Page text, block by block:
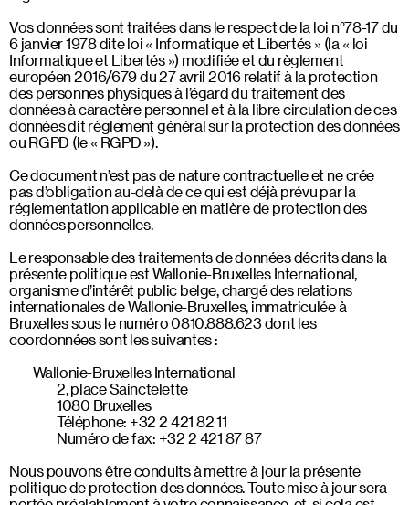
Vos données sont traitées dans le respect de la loi n°78-17 du
6 janvier 1978 dite loi « Informatique et Libertés » (la « loi
Informatique et Libertés ») modifiée et du règlement
européen 2016/679 du 27 avril 2016 relatif à la protection
des personnes physiques à l’égard du traitement des
données à caractère personnel et à la libre circulation de ces
données dit règlement général sur la protection des données
ou RGPD (le « RGPD »).
Ce document n’est pas de nature contractuelle et ne crée
pas d’obligation au-delà de ce qui est déjà prévu par la
réglementation applicable en matière de protection des
données personnelles.
Le responsable des traitements de données décrits dans la
présente politique est Wallonie-Bruxelles International,
organisme d’intérêt public belge, chargé des relations
internationales de Wallonie-Bruxelles, immatriculée à
Bruxelles sous le numéro 0810.888.623 dont les
coordonnées sont les suivantes :
Wallonie-Bruxelles International
2, place Sainctelette
1080 Bruxelles
Téléphone: +32 2 421 82 11
Numéro de fax: +32 2 421 87 87
Nous pouvons être conduits à mettre à jour la présente
politique de protection des données. Toute mise à jour sera